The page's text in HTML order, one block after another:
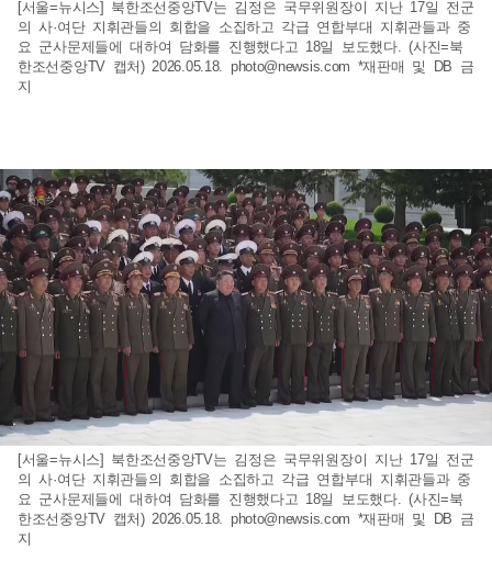
[서울=뉴시스] 북한조선중앙TV는 김정은 국무위원장이 지난 17일 전군
의 사·여단 지휘관들의 회합을 소집하고 각급 연합부대 지휘관들과 중
요 군사문제들에 대하여 담화를 진행했다고 18일 보도했다. (사진=북
한조선중앙TV 캡처) 2026.05.18. photo@newsis.com *재판매 및 DB 금
지
[서울=뉴시스] 북한조선중앙TV는 김정은 국무위원장이 지난 17일 전군
의 사·여단 지휘관들의 회합을 소집하고 각급 연합부대 지휘관들과 중
요 군사문제들에 대하여 담화를 진행했다고 18일 보도했다. (사진=북
한조선중앙TV 캡처) 2026.05.18. photo@newsis.com *재판매 및 DB 금
지